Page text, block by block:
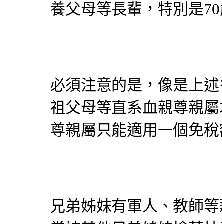
養父母等長輩，特別是
必須注意的是，像是上
祖父母等直系血親尊親
尊親屬只能適用一個免
兄弟姊妹有軍人、教師